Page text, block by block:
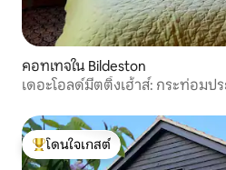
คอทเทจใน Bildeston
เดอะโอลด์มีตติ้งเฮ้าส์: กระท่อมป
โดนใจเกสต์ที่สุด
โดนใจเกสต์